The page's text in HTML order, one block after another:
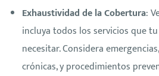
Exhaustividad de la Cobertura:
incluya todos los servicios que
necesitar. Considera
crónicas, y procedimientos